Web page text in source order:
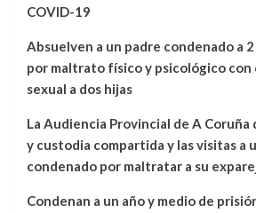
COVID-19
Absuelven a un padre condenado a
por maltrato físico y psicológico
sexual a dos hijas
La Audiencia Provincial de A Coruña
y custodia compartida y las visitas a
condenado por maltratar a su
Condenan a un año y medio de